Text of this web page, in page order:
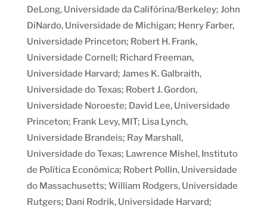
DeLong, Universidade da Califórina/Berkeley; John
DiNardo, Universidade de Michigan; Henry Farber,
Universidade Princeton; Robert H. Frank,
Universidade Cornell; Richard Freeman,
Universidade Harvard; James K. Galbraith,
Universidade do Texas; Robert J. Gordon,
Universidade Noroeste; David Lee, Universidade
Princeton; Frank Levy, MIT; Lisa Lynch,
Universidade Brandeis; Ray Marshall,
Universidade do Texas; Lawrence Mishel, Instituto
de Política Econômica; Robert Pollin, Universidade
do Massachusetts; William Rodgers, Universidade
Rutgers; Dani Rodrik, Universidade Harvard;